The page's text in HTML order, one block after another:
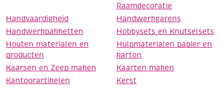
Raamdecoratie
Handvaardigheid
Handwerkgarens
Handwerkpakketten
Hobbysets en Knutselsets
Houten materialen en
producten
Hulpmaterialen papier en
karton
Kaarsen en Zeep maken
Kaarten maken
Kantoorartikelen
Kerst